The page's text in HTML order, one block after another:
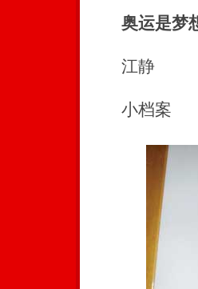
奥运是梦
江静
小档案